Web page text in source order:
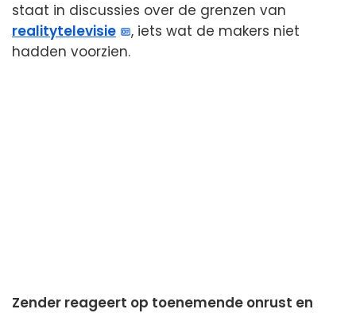
staat in discussies over de grenzen van
realitytelevisie
, iets wat de makers niet
hadden voorzien.
Zender reageert op toenemende onrust en